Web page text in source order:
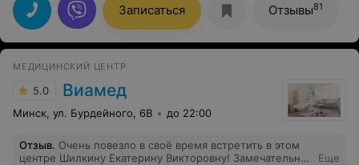
Записаться Отзывы81
МЕДИЦИНСКИЙ ЦЕНТР
5.0 Виамед
Минск, ул. Бурдейного, 6В до 22:00
Отзыв. Очень повезло в своё время встретить в этом
центре Шилкину Екатерину Викторовну! Замечательная
Еще